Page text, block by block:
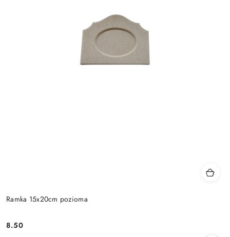
Ramka 15x20cm pozioma
Cena:
8.50